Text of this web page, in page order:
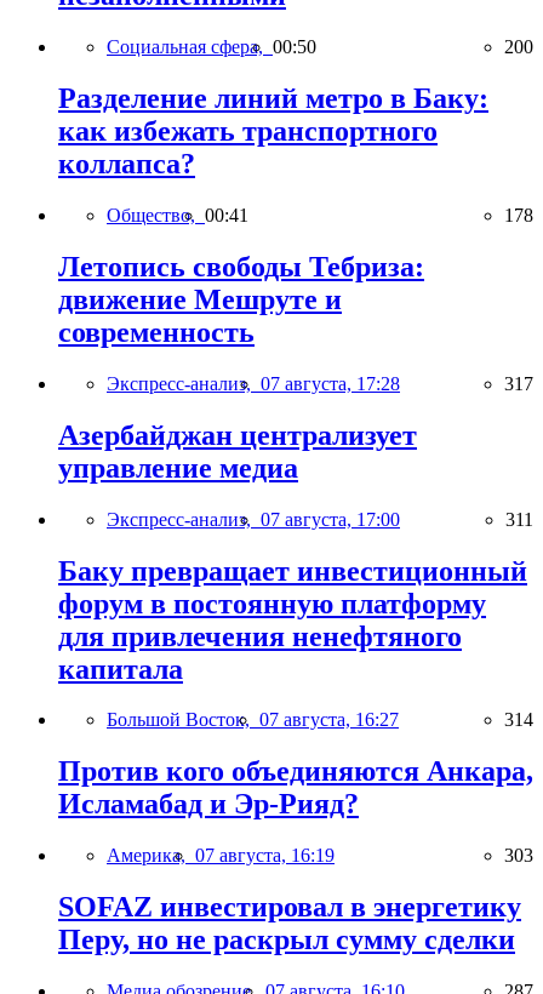
Социальная сфера, 00:50 200
Разделение линий метро в Баку:
как избежать транспортного
коллапса?
Общество, 00:41 178
Летопись свободы Тебриза:
движение Мешруте и
современность
Экспресс-анализ, 07 августа, 17:28 317
Азербайджан централизует
управление медиа
Экспресс-анализ, 07 августа, 17:00 311
Баку превращает инвестиционный
форум в постоянную платформу
для привлечения ненефтяного
капитала
Большой Восток, 07 августа, 16:27 314
Против кого объединяются Анкара,
Исламабад и Эр-Рияд?
Америка, 07 августа, 16:19 303
SOFAZ инвестировал в энергетику
Перу, но не раскрыл сумму сделки